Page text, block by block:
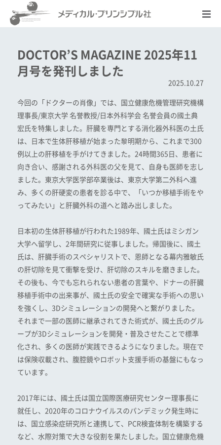
DOCTOR’S MAGAZINE 2025年11
月号を発刊しました
2025.10.27
今回の「ドクターの肖像」では、国立健康危機管理研究機構
理事長/東京大学 名誉教授/日本外科学会 名誉会員の國土典
宏氏を特集しました。肝臓を専門とする消化器外科医の土氏
は、日本で生体肝移植が始まった黎明期から、これまで300
例以上の肝移植を手がけてきました。24時間365日、患者に
向き合い、感謝される外科医の父を見て、自身も医師を志し
ました。東京大学医学部卒業後は、東京大学第二外科へ進
み、多くの肝硬変の患者を診る中で、「いつか移植手術をや
ってみたい」と肝臓外科の道へと踏み出しました。
日本初の生体肝移植が行われた1989年、國土氏はミシガン
大学へ留学し、2年間研究に従事しました。帰国後に、國土
氏は、肝臓手術のスペシャリストで、恩師となる幕内雅敏氏
の肝切除を見て衝撃を受け、肝切除のスキルを磨きました。
その後も、今でも忘れられない患者の言葉や、ドナーの肝臓
移植手術中の出来事が、國土氏の安全で確実な手術への思い
を強くし、3Dシミュレーションの開発へと繋がりました。
それまで一部の医師に継承されてきた術式が、國土氏のグル
ープが3Dシミュレーションを開発・普及させたことで標準
化され、多くの医師が実践できるようになりました。現在で
は保険収載され、腹腔鏡やロボット支援手術の基盤にもなっ
ています。
2017年には、國土氏は国立国際医療研究センター理事長に
就任し、2020年のコロナウイルスのパンデミック発生時に
は、国立感染症研究所と連携して、PCR検査体制を構築する
など、水際対策で大きな役割を果たしました。国立健康危機